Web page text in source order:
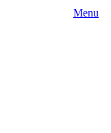
Menu